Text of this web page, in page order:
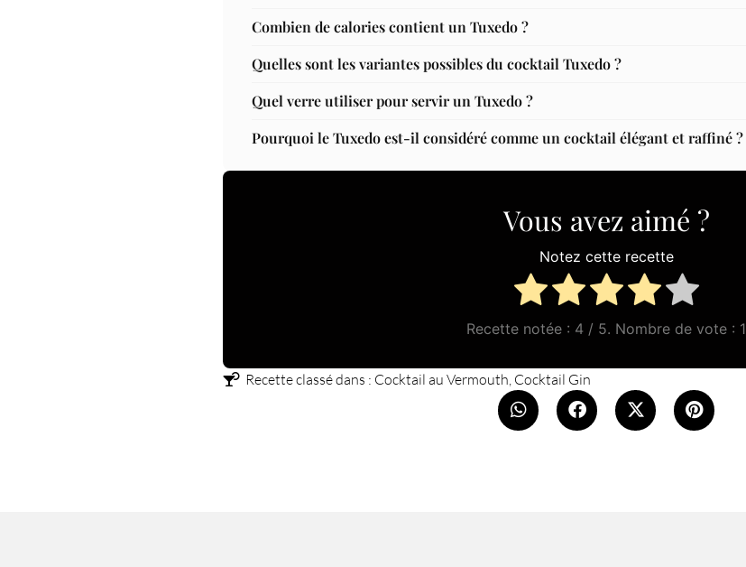
Combien de calories contient un Tuxedo ?
Quelles sont les variantes possibles du cocktail Tuxedo ?
Quel verre utiliser pour servir un Tuxedo ?
Pourquoi le Tuxedo est-il considéré comme un cocktail élégant et raffiné ?
Vous avez aimé ?
Notez cette recette
Recette notée : 4 / 5. Nombre de vote : 1
Recette classé dans : Cocktail au Vermouth Cocktail Gin